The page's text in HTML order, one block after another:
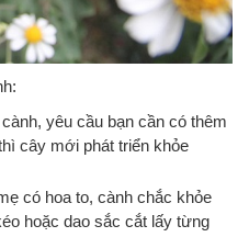
yêu cầu bạn cần có thêm
cây mới phát triển khỏe
có hoa to, cành chắc khỏe
hoặc dao sắc cắt lấy từng